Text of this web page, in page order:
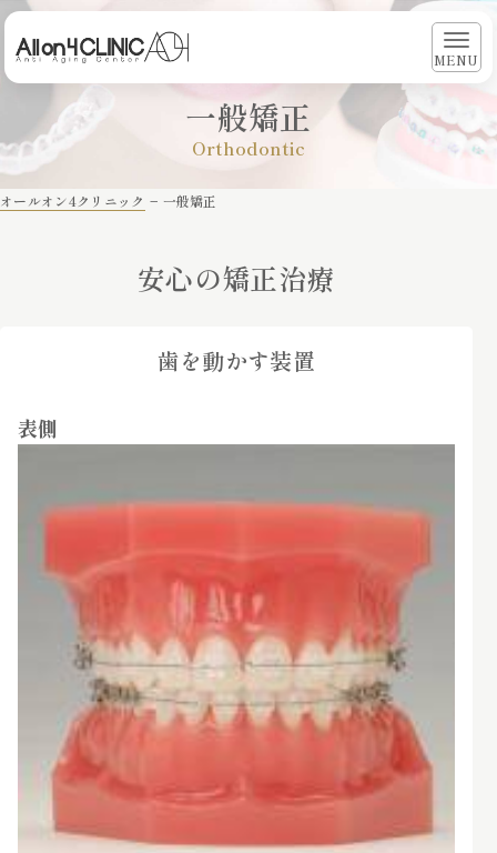
MENU
一般矯正
Orthodontic
オールオン4クリニック − 一般矯正
安心の矯正治療
歯を動かす装置
表側